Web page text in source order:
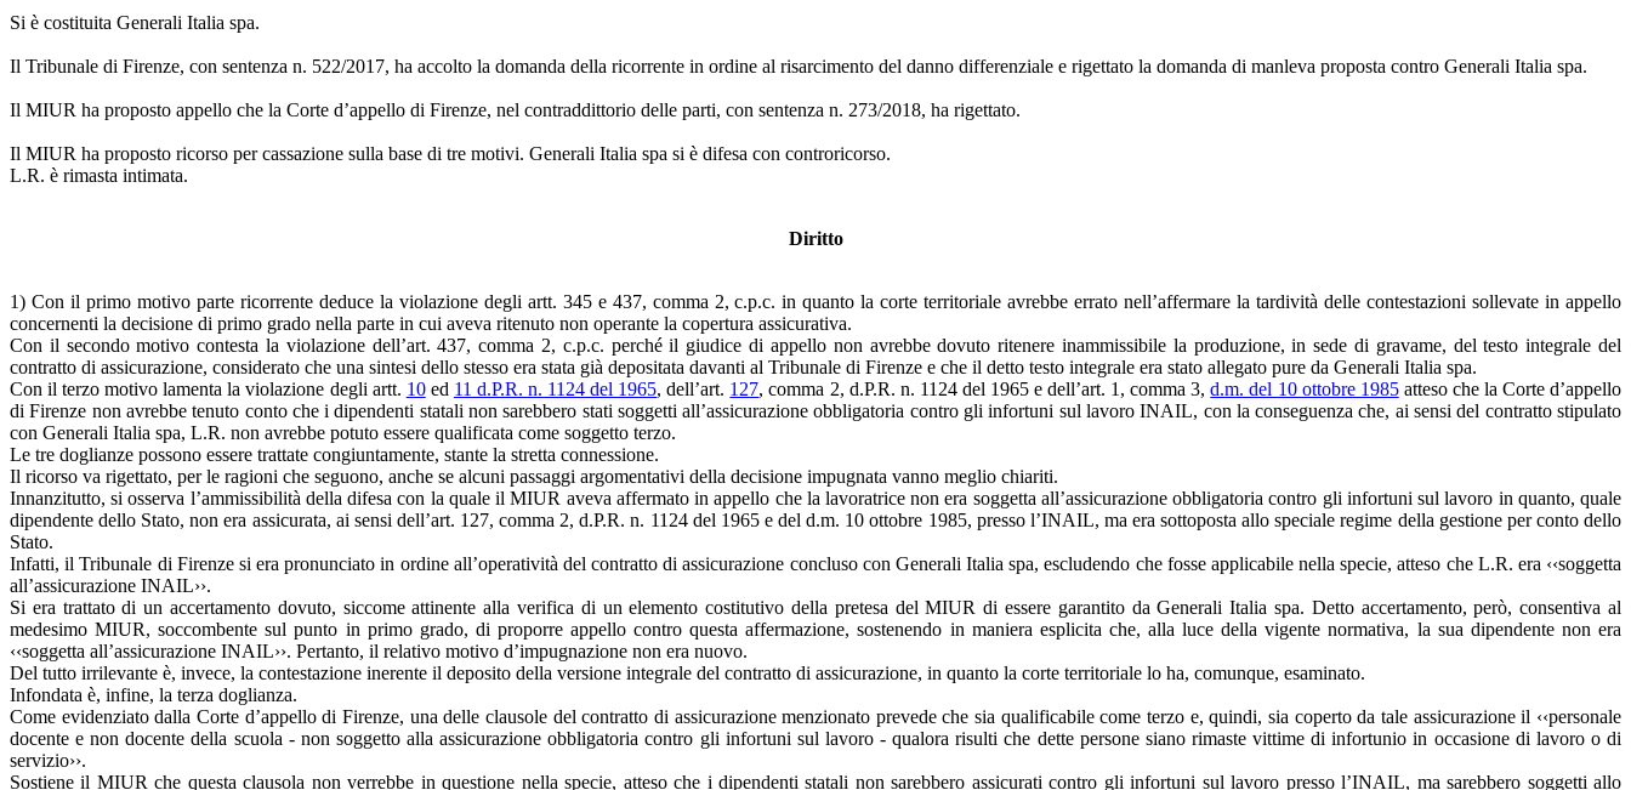
Si è costituita Generali Italia spa.
Il Tribunale di Firenze, con sentenza n. 522/2017, ha accolto la domanda della ricorrente in ordine al risarcimento del danno differenziale e rigettato la domanda di manleva proposta contro Generali Italia spa.
Il MIUR ha proposto appello che la Corte d’appello di Firenze, nel contraddittorio delle parti, con sentenza n. 273/2018, ha rigettato.
Il MIUR ha proposto ricorso per cassazione sulla base di tre motivi. Generali Italia spa si è difesa con controricorso.
L.R. è rimasta intimata.
Diritto
1) Con il primo motivo parte ricorrente deduce la violazione degli artt. 345 e 437, comma 2, c.p.c. in quanto la corte territoriale avrebbe errato nell’affermare la tardività delle contestazioni sollevate in appello
concernenti la decisione di primo grado nella parte in cui aveva ritenuto non operante la copertura assicurativa.
Con il secondo motivo contesta la violazione dell’art. 437, comma 2, c.p.c. perché il giudice di appello non avrebbe dovuto ritenere inammissibile la produzione, in sede di gravame, del testo integrale del
contratto di assicurazione, considerato che una sintesi dello stesso era stata già depositata davanti al Tribunale di Firenze e che il detto testo integrale era stato allegato pure da Generali Italia spa.
Con il terzo motivo lamenta la violazione degli artt. 10ed 11 d.P.R. n. 1124 del 1965, dell’art. 127, comma 2, d.P.R. n. 1124 del 1965 e dell’art. 1, comma 3,d.m. del 10 ottobre 1985atteso che la Corte d’appello
di Firenze non avrebbe tenuto conto che i dipendenti statali non sarebbero stati soggetti all’assicurazione obbligatoria contro gli infortuni sul lavoro INAIL, con la conseguenza che, ai sensi del contratto stipulato
con Generali Italia spa, L.R. non avrebbe potuto essere qualificata come soggetto terzo.
Le tre doglianze possono essere trattate congiuntamente, stante la stretta connessione.
Il ricorso va rigettato, per le ragioni che seguono, anche se alcuni passaggi argomentativi della decisione impugnata vanno meglio chiariti.
Innanzitutto, si osserva l’ammissibilità della difesa con la quale il MIUR aveva affermato in appello che la lavoratrice non era soggetta all’assicurazione obbligatoria contro gli infortuni sul lavoro in quanto, quale
dipendente dello Stato, non era assicurata, ai sensi dell’art. 127, comma 2, d.P.R. n. 1124 del 1965 e del d.m. 10 ottobre 1985, presso l’INAIL, ma era sottoposta allo speciale regime della gestione per conto dello
Stato.
Infatti, il Tribunale di Firenze si era pronunciato in ordine all’operatività del contratto di assicurazione concluso con Generali Italia spa, escludendo che fosse applicabile nella specie, atteso che L.R. era ‹‹soggetta
all’assicurazione INAIL››.
Si era trattato di un accertamento dovuto, siccome attinente alla verifica di un elemento costitutivo della pretesa del MIUR di essere garantito da Generali Italia spa. Detto accertamento, però, consentiva al
medesimo MIUR, soccombente sul punto in primo grado, di proporre appello contro questa affermazione, sostenendo in maniera esplicita che, alla luce della vigente normativa, la sua dipendente non era
‹‹soggetta all’assicurazione INAIL››. Pertanto, il relativo motivo d’impugnazione non era nuovo.
Del tutto irrilevante è, invece, la contestazione inerente il deposito della versione integrale del contratto di assicurazione, in quanto la corte territoriale lo ha, comunque, esaminato.
Infondata è, infine, la terza doglianza.
Come evidenziato dalla Corte d’appello di Firenze, una delle clausole del contratto di assicurazione menzionato prevede che sia qualificabile come terzo e, quindi, sia coperto da tale assicurazione il ‹‹personale
docente e non docente della scuola - non soggetto alla assicurazione obbligatoria contro gli infortuni sul lavoro - qualora risulti che dette persone siano rimaste vittime di infortunio in occasione di lavoro o di
servizio››.
Sostiene il MIUR che questa clausola non verrebbe in questione nella specie, atteso che i dipendenti statali non sarebbero assicurati contro gli infortuni sul lavoro presso l’INAIL, ma sarebbero soggetti allo